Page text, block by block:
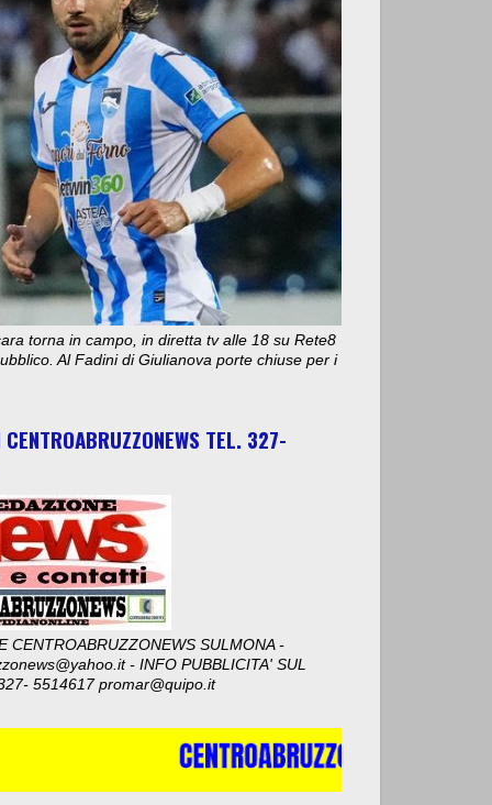
torna in campo, in diretta tv alle 18 su Rete8
Al Fadini di Giulianova porte chiuse per i
CENTROABRUZZONEWS TEL. 327-
CENTROABRUZZONEWS SULMONA -
- INFO PUBBLICITA' SUL
5514617 promar@quipo.it